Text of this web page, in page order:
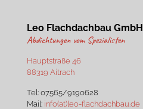
Leo Flachdachbau GmbH
Abdichtungen vom Spezialisten
Hauptstraße 46
88319 Aitrach
Tel: 07565/9190628
Mail: info(at)leo-flachdachbau.de